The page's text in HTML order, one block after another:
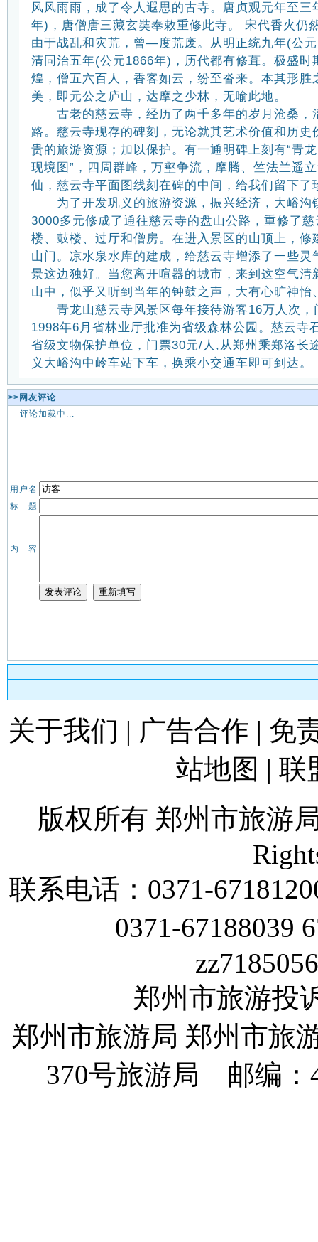
风风雨雨，成了令人遐思的古寺。唐贞观元年至
年)，唐僧唐三藏玄奘奉敕重修此寺。 宋代香火仍
由于战乱和灾荒，曾—度荒废。从明正统九年(公
清同治五年(公元1866年)，历代都有修葺。极盛时
煌，僧五六百人，香客如云，纷至沓来。本其形胜
美，即元公之庐山，达摩之少林，无喻此地。
古老的慈云寺，经历了两千多年的岁月沧桑，
路。慈云寺现存的碑刻，无论就其艺术价值和历史
贵的旅游资源；加以保护。有一通明碑上刻有“青
现境图”，四周群峰，万壑争流，摩腾、竺法兰遥
仙，慈云寺平面图线刻在碑的中间，给我们留下了
为了开发巩义的旅游资源，振兴经济，大峪沟
3000多元修成了通往慈云寺的盘山公路，重修了
楼、鼓楼、过厅和僧房。在进入景区的山顶上，修
山门。凉水泉水库的建成，给慈云寺增添了一些灵
景这边独好。当您离开喧器的城市，来到这空气清
山中，似乎又听到当年的钟鼓之声，大有心旷神怡
青龙山慈云寺风景区每年接待游客16万人次，
1998年6月省林业厅批准为省级森林公园。慈云寺
省级文物保护单位，门票30元/人,从郑州乘郑洛长
义大峪沟中岭车站下车，换乘小交通车即可到达。
>>网友评论
评论加载中...
用户名
标 题
内 容
关于我们 | 广告合作 | 免
站地图 | 联
版权所有 郑州市旅游
联系电话： 0371-
0371-67188039
郑州市旅游投
郑州市旅游局 郑州市
370号旅游局 邮编：